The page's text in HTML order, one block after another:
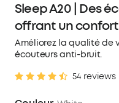
Sleep A20 | Des
offrant un
Améliorez la qualité de
écouteurs anti-bruit.
54 reviews